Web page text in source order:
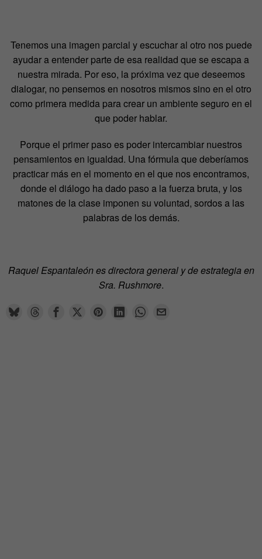
Tenemos una imagen parcial y escuchar al otro nos puede
ayudar a entender parte de esa realidad que se escapa a
nuestra mirada. Por eso, la próxima vez que deseemos
dialogar, no pensemos en nosotros mismos sino en el otro
como primera medida para crear un ambiente seguro en el
que poder hablar.
Porque el primer paso es poder intercambiar nuestros
pensamientos en igualdad. Una fórmula que deberíamos
practicar más en el momento en el que nos encontramos,
donde el diálogo ha dado paso a la fuerza bruta, y los
matones de la clase imponen su voluntad, sordos a las
palabras de los demás.
Raquel Espantaleón es directora general y de estrategia en
Sra. Rushmore.